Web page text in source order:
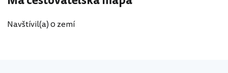
Navštívil(a) 0 zemí